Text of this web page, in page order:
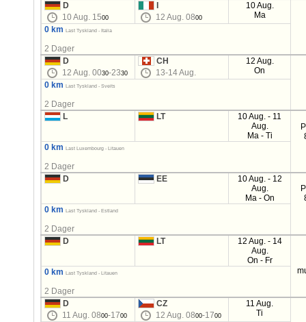
D
10 Aug. 1500
12 Aug. 0800
10 Aug.
Ma
0 km
Last Tyskland - Italia
2 Dager
D
12 Aug. 0030-2330
CH
13-14 Aug.
12 Aug.
On
0 km
Last Tyskland - Sveits
2 Dager
L
LT
10 Aug. - 11
Aug.
Ma - Ti
0 km
Last Luxembourg - Litauen
2 Dager
D
EE
10 Aug. - 12
Aug.
Ma - On
0 km
Last Tyskland - Estland
2 Dager
D
LT
12 Aug. - 14
Aug.
On - Fr
0 km Last Tyskland - Litauen
2 Dager
D
11 Aug. 0800-1700
CZ
12 Aug. 0800-1700
11 Aug.
Ti